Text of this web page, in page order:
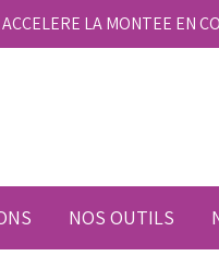
LA MONTEE EN
NOS OUTILS